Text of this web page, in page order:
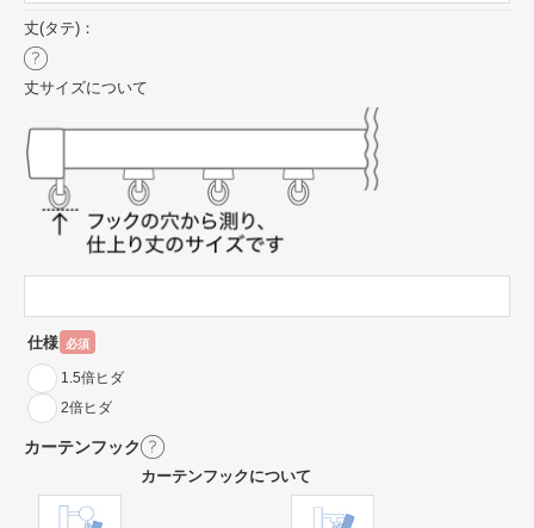
丈(タテ)：
丈サイズについて
仕様 必須
1.5倍ヒダ
2倍ヒダ
カーテンフック
カーテンフックについて